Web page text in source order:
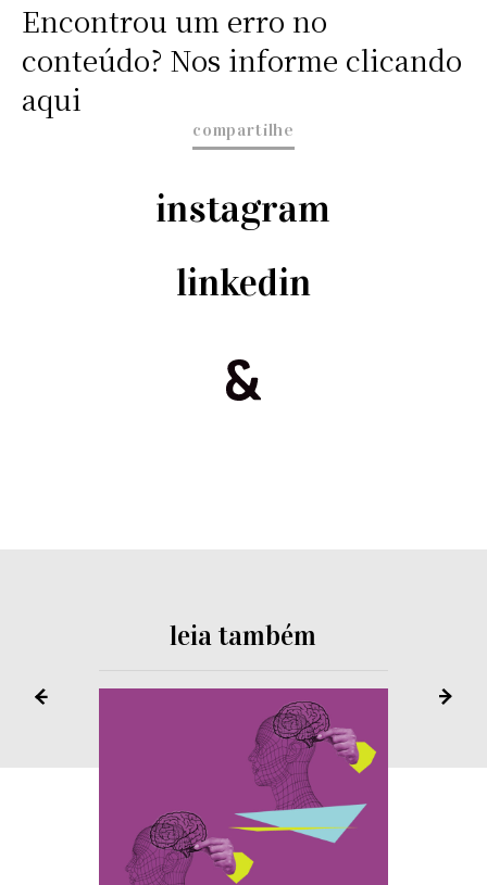
Encontrou um erro no
conteúdo? Nos informe clicando
aqui
compartilhe
instagram
linkedin
leia também